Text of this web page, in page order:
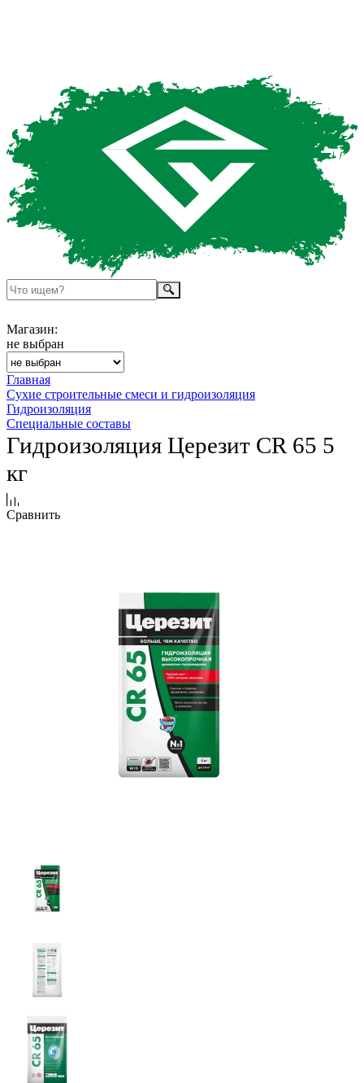
Магазин:
не выбран
Главная
Сухие строительные смеси и гидроизоляция
Гидроизоляция
Специальные составы
Гидроизоляция Церезит СR 65 5
кг
Сравнить